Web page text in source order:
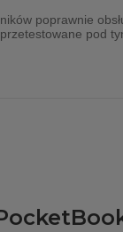
poprawnie
pod